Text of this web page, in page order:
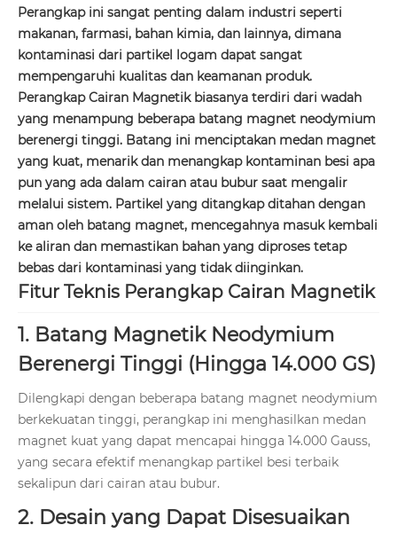
Perangkap ini sangat penting dalam industri seperti
makanan, farmasi, bahan kimia, dan lainnya, dimana
kontaminasi dari partikel logam dapat sangat
mempengaruhi kualitas dan keamanan produk.
Perangkap Cairan Magnetik biasanya terdiri dari wadah
yang menampung beberapa batang magnet neodymium
berenergi tinggi. Batang ini menciptakan medan magnet
yang kuat, menarik dan menangkap kontaminan besi apa
pun yang ada dalam cairan atau bubur saat mengalir
melalui sistem. Partikel yang ditangkap ditahan dengan
aman oleh batang magnet, mencegahnya masuk kembali
ke aliran dan memastikan bahan yang diproses tetap
bebas dari kontaminasi yang tidak diinginkan.
Fitur Teknis Perangkap Cairan Magnetik
1. Batang Magnetik Neodymium
Berenergi Tinggi (Hingga 14.000 GS)
Dilengkapi dengan beberapa batang magnet neodymium
berkekuatan tinggi, perangkap ini menghasilkan medan
magnet kuat yang dapat mencapai hingga 14.000 Gauss,
yang secara efektif menangkap partikel besi terbaik
sekalipun dari cairan atau bubur.
2. Desain yang Dapat Disesuaikan